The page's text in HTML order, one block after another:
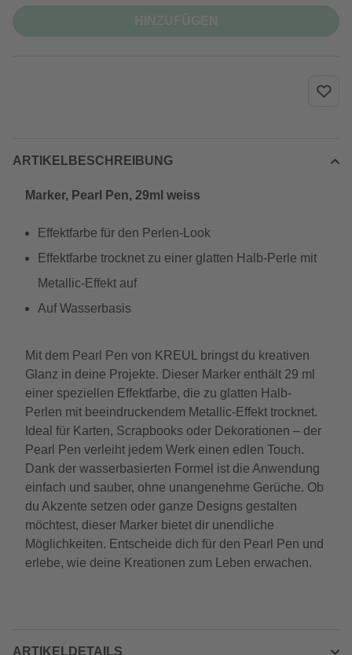
ARTIKELBESCHREIBUNG
Marker, Pearl Pen, 29ml weiss
Effektfarbe für den Perlen-Look
Effektfarbe trocknet zu einer glatten Halb-Perle mit
Metallic-Effekt auf
Auf Wasserbasis
Mit dem Pearl Pen von KREUL bringst du kreativen
Glanz in deine Projekte. Dieser Marker enthält 29 ml
einer speziellen Effektfarbe, die zu glatten Halb-
Perlen mit beeindruckendem Metallic-Effekt trocknet.
Ideal für Karten, Scrapbooks oder Dekorationen – der
Pearl Pen verleiht jedem Werk einen edlen Touch.
Dank der wasserbasierten Formel ist die Anwendung
einfach und sauber, ohne unangenehme Gerüche. Ob
du Akzente setzen oder ganze Designs gestalten
möchtest, dieser Marker bietet dir unendliche
Möglichkeiten. Entscheide dich für den Pearl Pen und
erlebe, wie deine Kreationen zum Leben erwachen.
ARTIKELDETAILS